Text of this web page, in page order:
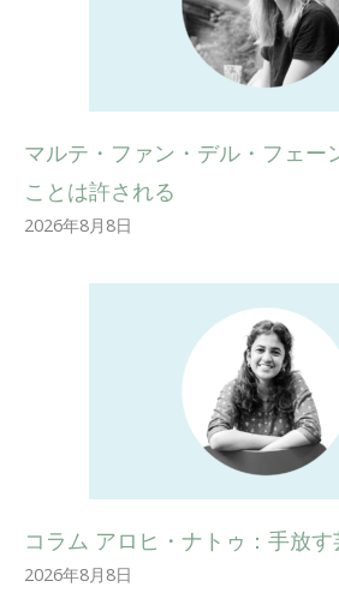
マルテ・ファン・デル・フェー
ことは許される
2026年8月8日
コラム アロヒ・ナトゥ：手放
2026年8月8日